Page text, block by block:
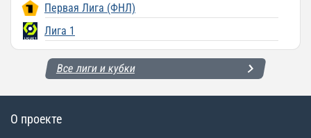
Первая Лига (ФНЛ)
Лига 1
Все лиги и кубки
О проекте